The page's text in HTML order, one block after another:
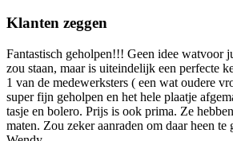
Klanten zeggen
Fantastisch geholpen!!! Geen idee watvoor
zou staan, maar is uiteindelijk een perfecte
1 van de medewerksters ( een wat oudere
super fijn geholpen en het hele plaatje
tasje en bolero. Prijs is ook prima. Ze
maten. Zou zeker aanraden om daar heen te